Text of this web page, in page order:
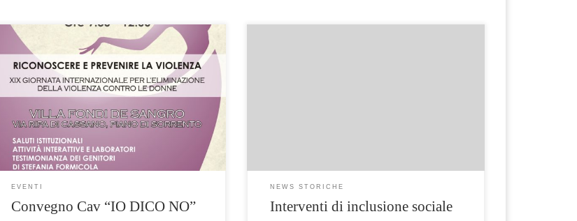
In occasione della XIX Giornata
internazionale per l’eliminazione della
violenza contro le donne, il Centro
Antiviolenza intende promuovere
l’organizzazione di un incontro di
sensibilizzazione e prevenzione, dal titolo “Io
dico NO!” L’evento si terrà Martedì 27
Novembre 2018 dalle ore 9.30 alle 12:00,
presso la Sala Convegni di Villa Fondi […]
EVENTI
Convegno Cav “IO DICO NO”
che […]
NEWS STORICHE
Interventi di inclusione sociale